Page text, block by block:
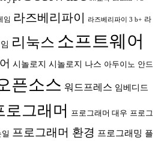
임 라즈베리파이 라즈베리파이 3 b+ 라
리눅스 소프트웨어
시놀로지 시놀로지 나스 아두이노 안드
픈소스 워드프레스 임베디드
로그래머 프로그래머 대우 프로그
프로그래머 환경 프로그래밍 플